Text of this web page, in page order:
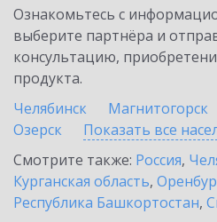
Ознакомьтесь с
выберите партнёра и
консультацию,
продукта.
Челябинск
Магнитогорск
Озерск
Показать все
Смотрите также: Россия,
Курганская область,
Республика Башкортостан,